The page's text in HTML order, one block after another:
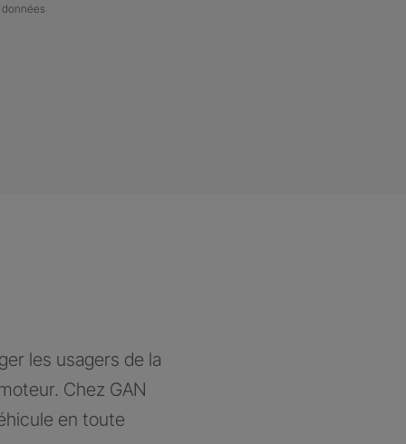
les usagers de la
Chez GAN
en toute